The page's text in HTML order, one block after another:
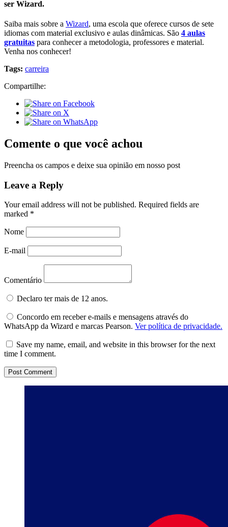
ser Wizard.
Saiba mais sobre a Wizard, uma escola que oferece cursos de sete
idiomas com material exclusivo e aulas dinâmicas. São 4 aulas
gratuitas para conhecer a metodologia, professores e material.
Venha nos conhecer!
Tags: carreira
Compartilhe:
Comente o que você achou
Preencha os campos e deixe sua opinião em nosso post
Leave a Reply
Your email address will not be published. Required fields are
marked *
Nome
E-mail
Comentário
Declaro ter mais de 12 anos.
Concordo em receber e-mails e mensagens através do
WhatsApp da Wizard e marcas Pearson. Ver política de privacidade.
Save my name, email, and website in this browser for the next
time I comment.